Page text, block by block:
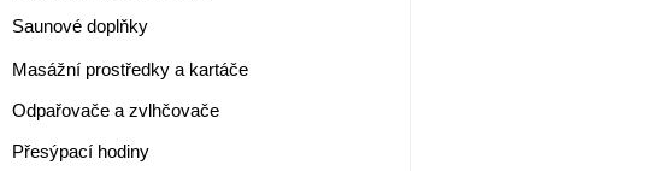
Saunové doplňky
Masážní prostředky a kartáče
Odpařovače a zvlhčovače
Přesýpací hodiny